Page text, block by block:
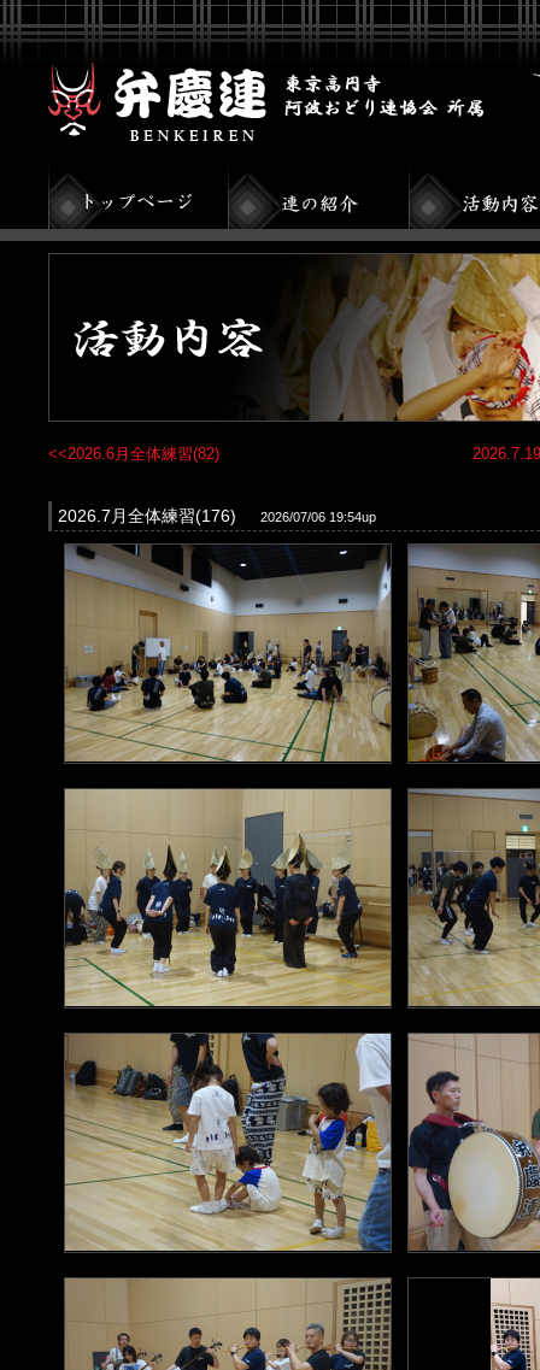
<<2026.6月全体練習(82)
2026.7月全体練習(176) 2026/07/06 19:54up